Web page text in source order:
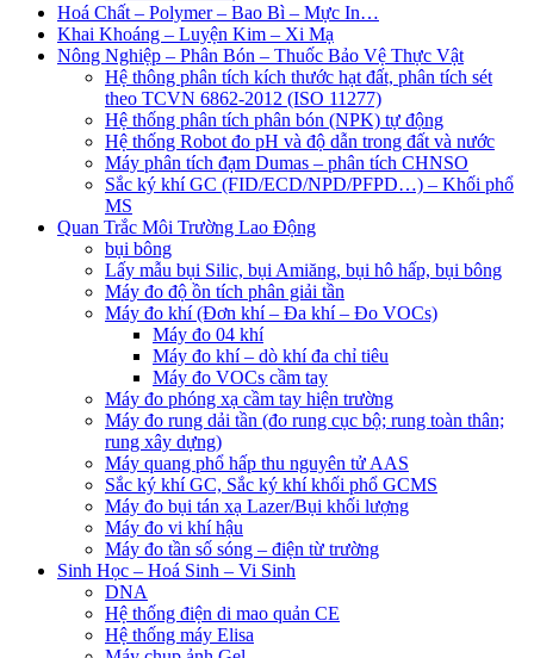
Hoá Chất – Polymer – Bao Bì – Mực In…
Khai Khoáng – Luyện Kim – Xi Mạ
Nông Nghiệp – Phân Bón – Thuốc Bảo Vệ Thực Vật
Hệ thông phân tích kích thước hạt đất, phân tích sét
theo TCVN 6862-2012 (ISO 11277)
Hệ thống phân tích phân bón (NPK) tự động
Hệ thống Robot đo pH và độ dẫn trong đất và nước
Máy phân tích đạm Dumas – phân tích CHNSO
Sắc ký khí GC (FID/ECD/NPD/PFPD…) – Khối phổ
MS
Quan Trắc Môi Trường Lao Động
bụi bông
Lấy mẫu bụi Silic, bụi Amiăng, bụi hô hấp, bụi bông
Máy đo độ ồn tích phân giải tần
Máy đo khí (Đơn khí – Đa khí – Đo VOCs)
Máy đo 04 khí
Máy đo khí – dò khí đa chỉ tiêu
Máy đo VOCs cầm tay
Máy đo phóng xạ cầm tay hiện trường
Máy đo rung dải tần (đo rung cục bộ; rung toàn thân;
rung xây dựng)
Máy quang phổ hấp thu nguyên tử AAS
Sắc ký khí GC, Sắc ký khí khối phổ GCMS
Máy đo bụi tán xạ Lazer/Bụi khối lượng
Máy đo vi khí hậu
Máy đo tần số sóng – điện từ trường
Sinh Học – Hoá Sinh – Vi Sinh
DNA
Hệ thống điện di mao quản CE
Hệ thống máy Elisa